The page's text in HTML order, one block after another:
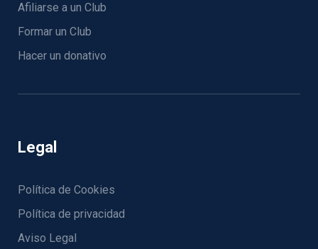
Afiliarse a un Club
Formar un Club
Hacer un donativo
Legal
Política de Cookies
Política de privacidad
Aviso Legal